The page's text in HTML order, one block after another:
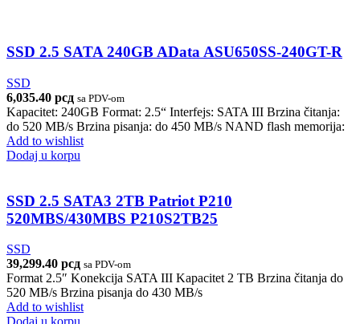
SSD 2.5 SATA 240GB AData ASU650SS-240GT-R
SSD
6,035.40 рсд sa PDV-om
Kapacitet: 240GB Format: 2.5“ Interfejs: SATA III Brzina čitanja:
do 520 MB/s Brzina pisanja: do 450 MB/s NAND flash memorija:
Add to wishlist
Dodaj u korpu
SSD 2.5 SATA3 2TB Patriot P210
520MBS/430MBS P210S2TB25
SSD
39,299.40 рсд sa PDV-om
Format 2.5″ Konekcija SATA III Kapacitet 2 TB Brzina čitanja do
520 MB/s Brzina pisanja do 430 MB/s
Add to wishlist